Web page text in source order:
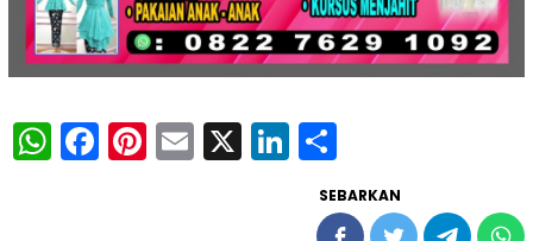
WhatsApp
Facebook
Pinterest
Email
X LinkedIn
SEBARKAN